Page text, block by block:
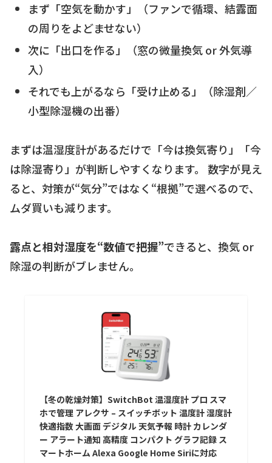
まず「空気を動かす」（ファンで循環、結露面
の周りをよどませない）
次に「出口を作る」（窓の微量換気 or 外気導
入）
それでも上がるなら「受け止める」（除湿剤／
小型除湿機の出番）
まずは温湿度計があるだけで「今は換気寄り」「今
は除湿寄り」が判断しやすくなります。 数字が見え
ると、対策が“気分”ではなく“根拠”で選べるので、
ムダ買いも減ります。
露点と相対湿度を“数値で把握”できると、換気 or
除湿の判断がブレません。
【冬の乾燥対策】SwitchBot 温湿度計 プロ スマ
ホで管理 アレクサ – スイッチボット 温度計 湿度計
快適指数 大画面 デジタル 天気予報 時計 カレンダ
ー アラート通知 高精度 コンパクト グラフ記録 ス
マートホーム Alexa Google Home Siriに対応